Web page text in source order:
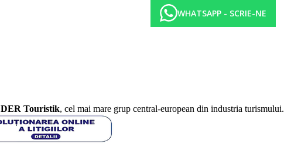
WHATSAPP - SCRIE-NE
DER Touristik, cel mai mare grup central-european din industria turismului.